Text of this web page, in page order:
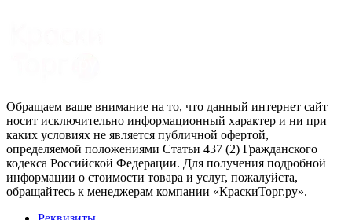
Обращаем ваше внимание на то, что данный интернет сайт
носит исключительно информационный характер и ни при
каких условиях не является публичной офертой,
определяемой положениями Статьи 437 (2) Гражданского
кодекса Российской Федерации. Для получения подробной
информации о стоимости товара и услуг, пожалуйста,
обращайтесь к менеджерам компании «КраскиТорг.ру».